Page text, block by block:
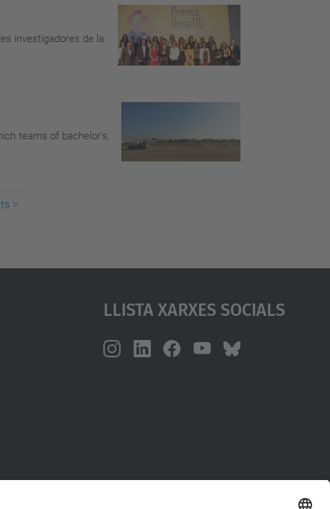
investigadores de la
teams of bachelor’s,
>
Llista Xarxes Socials